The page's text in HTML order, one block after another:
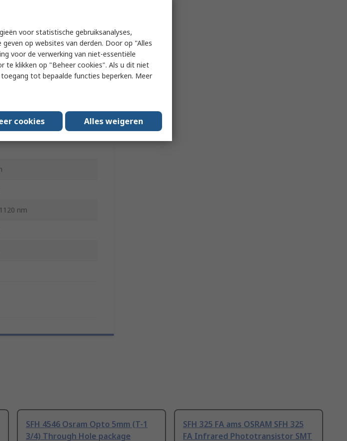
Hole
nm
SFH 4546 Osram Opto 5mm (T-1
3/4) Through Hole package
SFH 325 FA ams OSRAM SFH 325
FA Infrared Phototransistor SMT
voor statistische gebruiksanalyses,
op websites van derden. Door op "Alles
voor de verwerking van niet-essentiële
te klikken op "Beheer cookies". Als u dit niet
tot bepaalde functies beperken. Meer
cookies Alles weigeren